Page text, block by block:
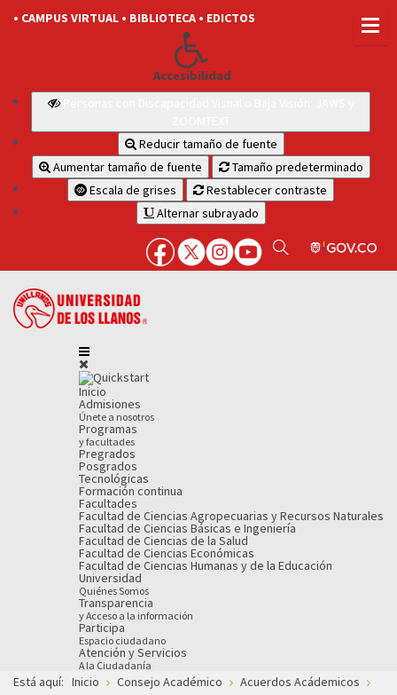
• CAMPUS VIRTUAL • BIBLIOTECA • EDICTOS
Accesibilidad
Reducir tamaño de fuente
Aumentar tamaño de fuente
Tamaño predeterminado
Escala de grises
Restablecer contraste
Alternar subrayado
Inicio
Admisiones
Únete a nosotros
Programas
y facultades
Pregrados
Posgrados
Tecnológicas
Formación continua
Facultades
Facultad de Ciencias Agropecuarias y Recursos Naturales
Facultad de Ciencias Básicas e Ingeniería
Facultad de Ciencias de la Salud
Facultad de Ciencias Económicas
Facultad de Ciencias Humanas y de la Educación
Universidad
Quiénes Somos
Transparencia
y Acceso a la información
Participa
Espacio ciudadano
Atención y Servicios
A la Ciudadanía
Está aquí: Inicio Consejo Académico
Acuerdos Acádemicos